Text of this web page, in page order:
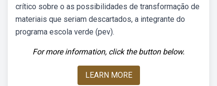
crítico sobre o as possibilidades de transformação de
materiais que seriam descartados, a integrante do
programa escola verde (pev).
For more information, click the button below.
LEARN MORE